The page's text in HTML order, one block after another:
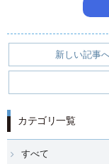
新しい記事
カテゴリ一覧
すべて